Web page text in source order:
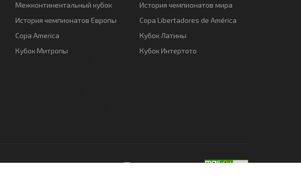
Межконтинентальный кубок
История чемпионатов Европы
Copa America
Кубок Митропы
История чемпионатов мира
Copa Libertadores de América
Кубок Латины
Кубок Интертото